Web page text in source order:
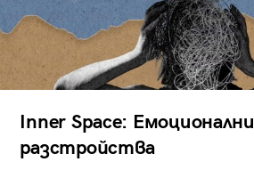
Inner Space: Емоционални
разстройства